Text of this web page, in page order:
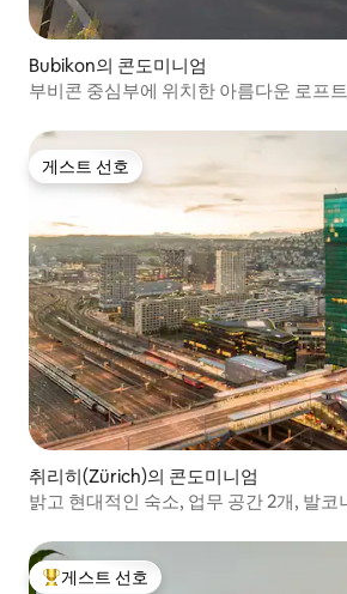
Bubikon의 콘도미니엄
부비콘 중심부에 위치한 아름다운 로프
게스트 선호
게스트 선호
취리히(Zürich)의 콘도미니엄
밝고 현대적인 숙소, 업무 공간 2개, 발코
상위 게스트 선호
게스트 선호